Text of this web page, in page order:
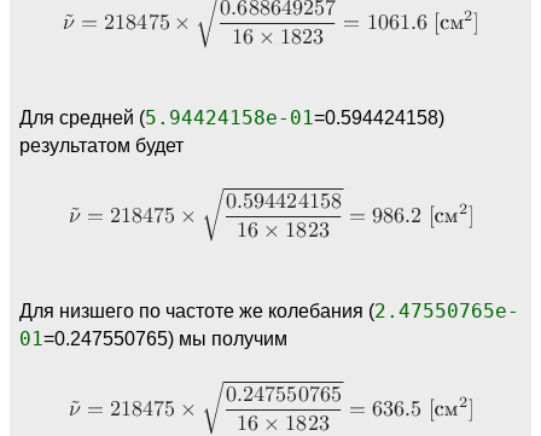
Для средней (5.94424158e-01=0.594424158)
результатом будет
Для низшего по частоте же колебания (2.47550765e-
01=0.247550765) мы получим